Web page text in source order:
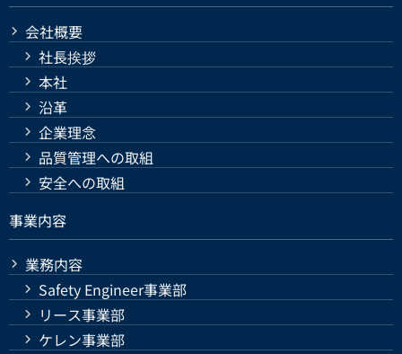
会社概要
社長挨拶
本社
沿革
企業理念
品質管理への取組
安全への取組
事業内容
業務内容
Safety Engineer事業部
リース事業部
ケレン事業部